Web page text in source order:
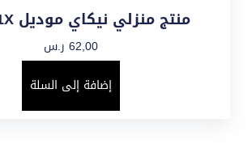
منتج منزلي نيكاي موديل NH8881X
62,00 ر.س
إضافة إلى السلة